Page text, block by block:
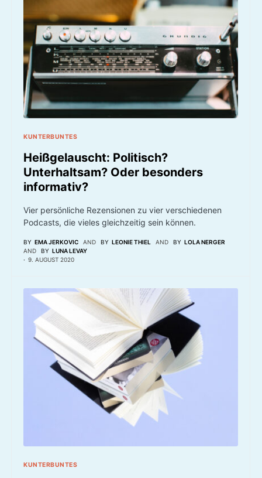
KUNTERBUNTES
Heißgelauscht: Politisch?
Unterhaltsam? Oder besonders
informativ?
Vier persönliche Rezensionen zu vier verschiedenen
Podcasts, die vieles gleichzeitig sein können.
BY EMA JERKOVIC AND BY LEONIE THIEL AND BY LOLA NERGER
AND
BY LUNA LEVAY
9. AUGUST 2020
KUNTERBUNTES